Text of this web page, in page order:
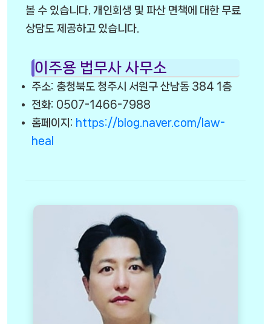
볼 수 있습니다. 개인회생 및 파산 면책에 대한 무료
상담도 제공하고 있습니다.
이주용 법무사 사무소
주소: 충청북도 청주시 서원구 산남동 384 1층
전화: 0507-1466-7988
홈페이지: https://blog.naver.com/law-
heal